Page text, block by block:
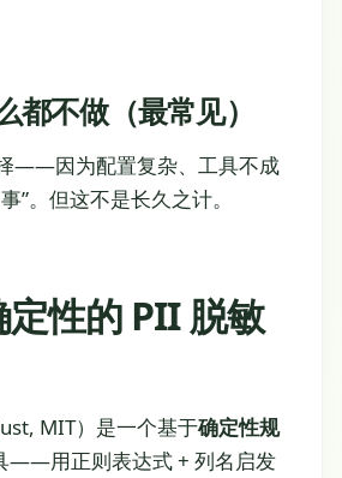
都不做（最常见）
——因为配置复杂、工具不成
”。但这不是长久之计。
性的 PII 脱敏
MIT）是一个基于确定性规
——用正则表达式 + 列名启发